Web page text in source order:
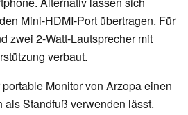
Mini-HDMI-Port übertragen. Für
zwei 2-Watt-Lautsprecher mit
verbaut.
Monitor von Arzopa einen
als Standfuß verwenden lässt.